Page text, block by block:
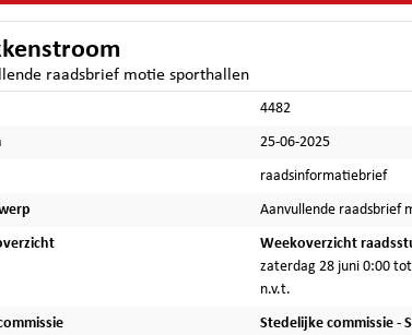
raadsbrief motie sporthallen
4482
25-06-2025
raadsinformatiebrief
Aanvullende raadsbrief
Weekoverzicht
zaterdag 28 juni 0:00
n.v.t.
Stedelijke commissie -